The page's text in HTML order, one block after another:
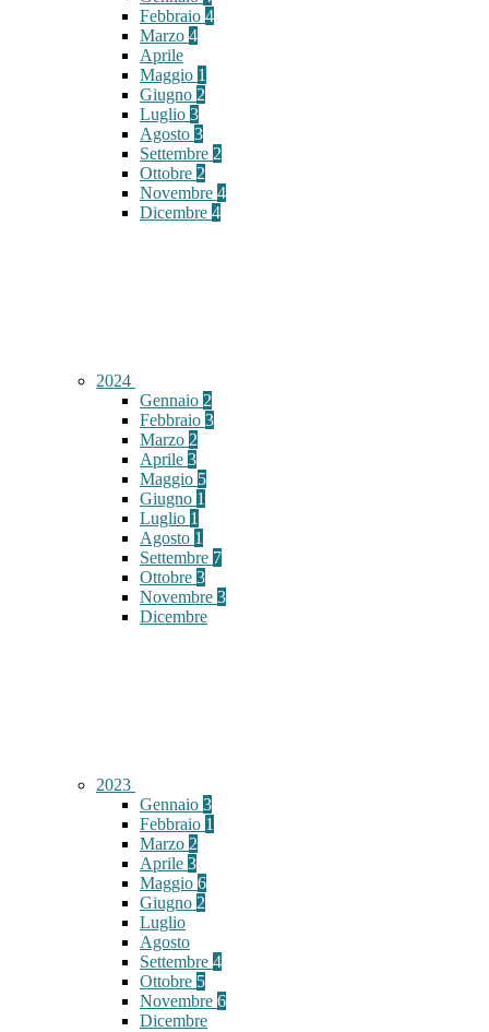
Febbraio 4
Marzo 4
Aprile
Maggio 1
Giugno 2
Luglio 3
Agosto 3
Settembre 2
Ottobre 2
Novembre 4
Dicembre 4
2024
Gennaio 2
Febbraio 3
Marzo 2
Aprile 3
Maggio 5
Giugno 1
Luglio 1
Agosto 1
Settembre 7
Ottobre 3
Novembre 3
Dicembre
2023
Gennaio 3
Febbraio 1
Marzo 2
Aprile 3
Maggio 6
Giugno 2
Luglio
Agosto
Settembre 4
Ottobre 5
Novembre 6
Dicembre